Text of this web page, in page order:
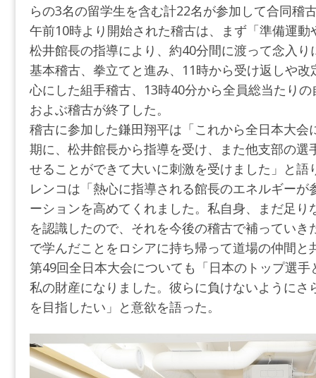
らの3名の留学生を含む計22名が参加して合同稽
午前10時より開始された稽古は、まず「準備運
松井館長の指導により、約40分間に渡って念入
基本稽古、拳立てと進み、11時から受け返しや
心にした組手稽古、13時40分から全員総当たり
およぶ稽古が終了した。
稽古に参加した鎌田翔平は「これから全日本大会
期に、松井館長から指導を受け、また他支部の選
せることができて大いに刺激を受けました」と語
レンコは「熱心に指導される館長のエネルギー
ーションを高めてくれました。私自身、まだ足り
を認識したので、それを今後の稽古で補ってい
で学んだことをロシアに持ち帰って道場の仲間と
第49回全日本大会についても「日本のトップ選
私の財産になりました。彼らに負けないようにさ
を目指したい」と意欲を語った。